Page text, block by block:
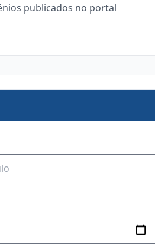
publicados no portal